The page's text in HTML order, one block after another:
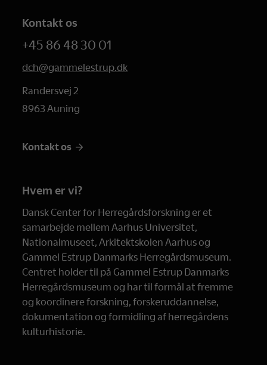
Kontakt os
+45 86 48 30 01
dch@gammelestrup.dk
Randersvej 2
8963 Auning
Kontakt os
Hvem er vi?
Dansk Center for Herregårdsforskning er et
samarbejde mellem Aarhus Universitet,
Nationalmuseet, Arkitektskolen Aarhus og
Gammel Estrup Danmarks Herregårdsmuseum.
Centret holder til på Gammel Estrup Danmarks
Herregårdsmuseum og har til formål at fremme
og koordinere forskning, forskeruddannelse,
dokumentation og formidling af herregårdens
kulturhistorie.